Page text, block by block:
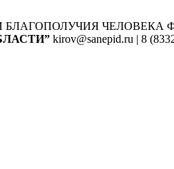
БЛАГОПОЛУЧИЯ ЧЕЛОВЕКА
kirov@sanepid.ru | 8